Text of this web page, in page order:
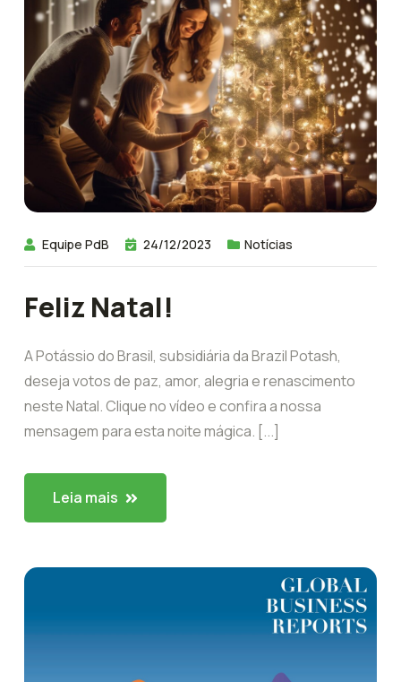
Equipe PdB 24/12/2023 Notícias
Feliz Natal!
A Potássio do Brasil, subsidiária da Brazil Potash,
deseja votos de paz, amor, alegria e renascimento
neste Natal. Clique no vídeo e confira a nossa
mensagem para esta noite mágica. [...]
Leia mais